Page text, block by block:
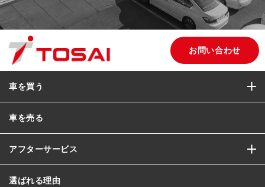
お問い合わせ
車を買う
車を売る
アフターサービス
選ばれる理由